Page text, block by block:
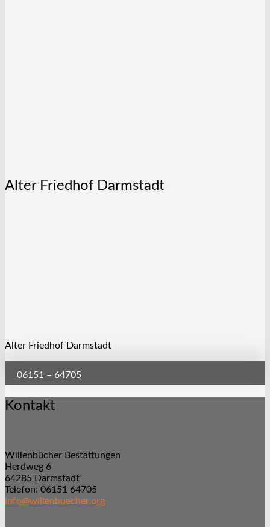
Alter Friedhof Darmstadt
Alter Friedhof Darmstadt
06151 – 64705
Kontakt
Willenbücher Bestattungen
Herdweg 6
64285 Darmstadt
Telefon: 06151 64705
info@willenbuecher.org